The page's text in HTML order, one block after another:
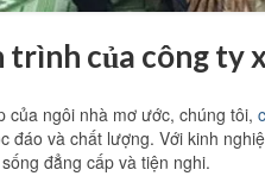
trình của công ty
của ngôi nhà mơ ước, chúng tôi,
đáo và chất lượng. Với kinh
đẳng cấp và tiện nghi.